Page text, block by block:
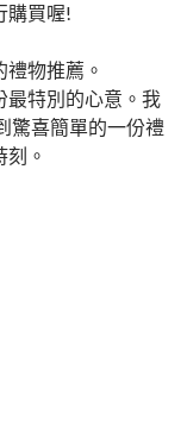
購買喔!
物推薦。
最特別的心意。我
驚喜簡單的一份禮
。